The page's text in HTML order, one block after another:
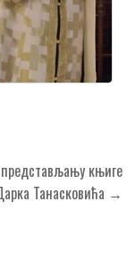
књиге
Танасковића →